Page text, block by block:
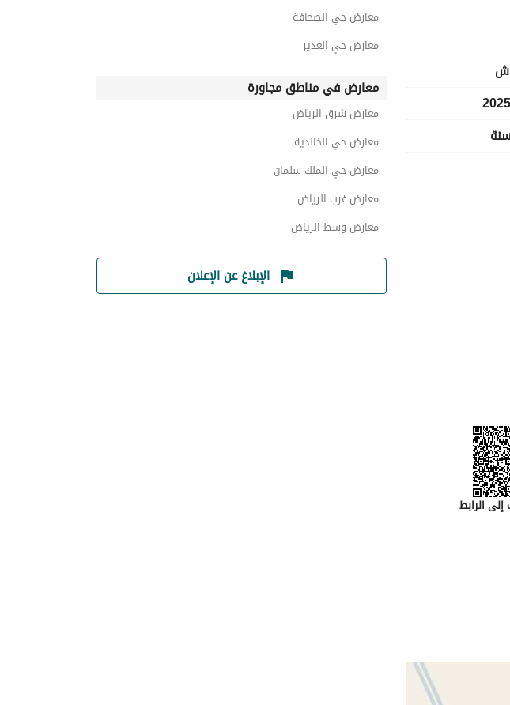
إلى الرابط
معارض حي الصحافة
معارض حي الغدير
معارض في مناطق مجاورة
معارض شرق الرياض
معارض حي الخالدية
معارض حي الملك سلمان
معارض غرب الرياض
معارض وسط الرياض
الإبلاغ عن الإعلان